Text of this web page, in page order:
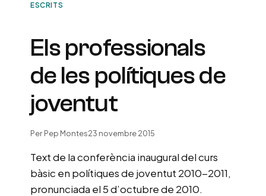
ESCRITS
Els professionals
de les polítiques de
joventut
Per Pep Montes23 novembre 2015
Text de la conferència inaugural del curs
bàsic en polítiques de joventut 2010-2011,
pronunciada el 5 d’octubre de 2010.